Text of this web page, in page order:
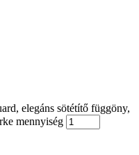
elegáns sötétítő függöny,
mennyiség